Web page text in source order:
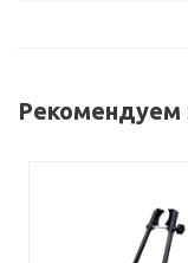
Рекомендуем